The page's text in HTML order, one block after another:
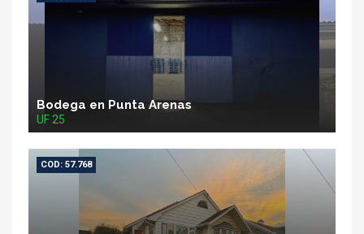
Bodega en Punta Arenas
UF 25
COD: 57.768